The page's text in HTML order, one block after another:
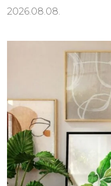
2026.08.08.